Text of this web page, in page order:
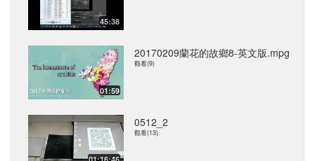
45:38
01:59
20170209蘭花的故鄉8-英文版.mpg
觀看(9)
0512_2
觀看(13)